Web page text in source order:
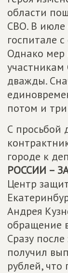
области
СВО. В июле
госпитале
Однако мер
дважды.
потом и
С просьбой
городе к
РОССИИ –
Центр
Андрея
обращение
Сразу
получил
рублей, что